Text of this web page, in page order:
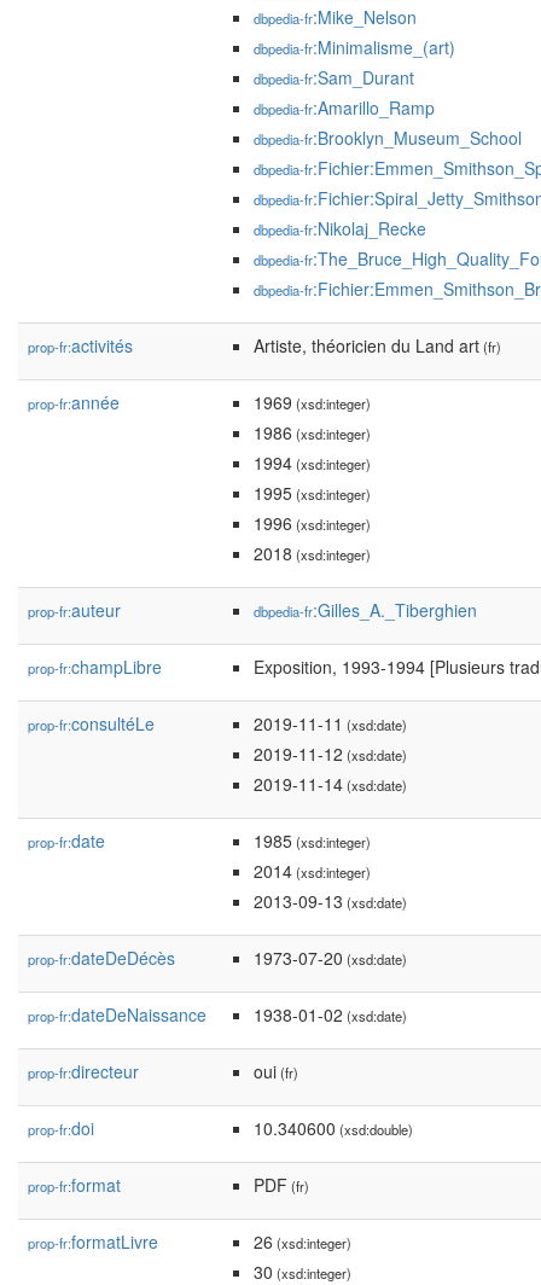
dbpedia-fr:Mike_Nelson
dbpedia-fr:Minimalisme_(art)
dbpedia-fr:Sam_Durant
dbpedia-fr:Amarillo_Ramp
dbpedia-fr:Brooklyn_Museum_School
dbpedia-fr
dbpedia-fr
dbpedia-fr:Nikolaj_Recke
dbpedia-fr
dbpedia-fr
prop-fr:activités Artiste, théoricien du Land art(fr)
prop-fr:année 1969 (xsd:integer)
1986 (xsd:integer)
1994(xsd:integer)
1995(xsd:integer)
1996 (xsd:integer)
2018 (xsd:integer)
prop-fr:auteur dbpedia-fr:Gilles_A._Tiberghien
prop-fr:champLibre Exposition, 1993-1994 [Plusieurs
prop-fr:consultéLe 2019-11-11 (xsd:date)
2019-11-12 (xsd:date)
2019-11-14(xsd:date)
prop-fr:date 1985(xsd:integer)
2014(xsd:integer)
2013-09-13 (xsd:date)
prop-fr:dateDeDécès 1973-07-20 (xsd:date)
prop-fr:dateDeNaissance 1938-01-02 (xsd:date)
prop-fr:directeur oui(fr)
prop-fr:doi 10.340600 (xsd:double)
prop-fr:format PDF (fr)
prop-fr:formatLivre 26 (xsd:integer)
30 (xsd:integer)